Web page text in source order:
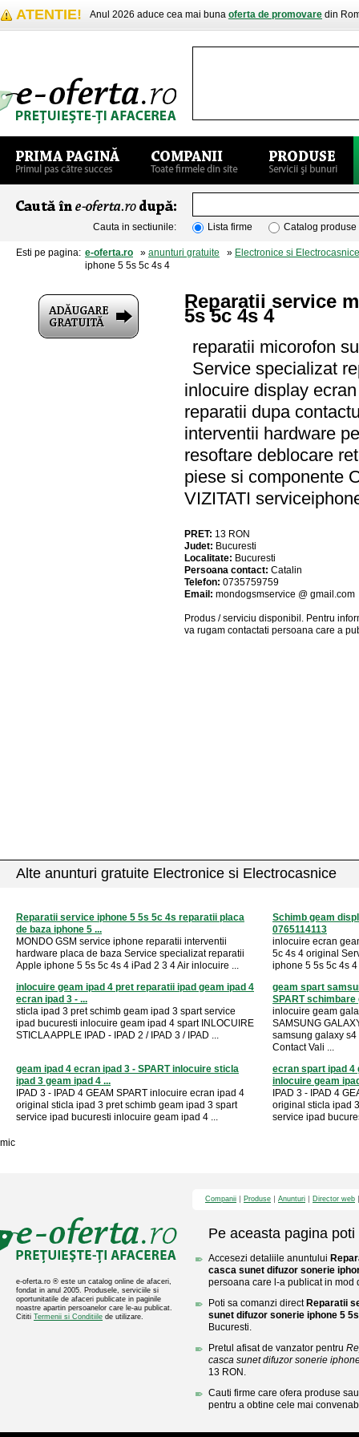
ATENTIE! Anul 2026 aduce cea mai buna oferta de promovare din
Cauta in sectiunile: Lista firme Catalog produse
Esti pe pagina: e-oferta.ro » anunturi gratuite » Electronice si Electrocasnice
iphone 5 5s 5c 4s 4
Reparatii service
5s 5c 4s 4
reparatii micorofon
Service specializat
inlocuire display
reparatii dupa
interventii hardware
resoftare deblocare
piese si componente
VIZITATI
PRET: 13 RON
Judet: Bucuresti
Localitate: Bucuresti
Persoana contact: Catalin
Telefon: 0735759759
Email: mondogsmservice @ gmail.com
Produs / serviciu disponibil . Pentru
va rugam contactati persoana care a
Alte anunturi gratuite Electronice si Electrocasnice
Reparatii service iphone 5 5s 5c 4s reparatii placa
de baza iphone 5 ...
MONDO GSM service iphone reparatii interventii
hardware placa de baza Service specializat reparatii
Apple iphone 5 5s 5c 4s 4 iPad 2 3 4 Air inlocuire ...
Schimb geam
0765114113
inlocuire ecran
5c 4s 4 original
iphone 5 5s 5c 4s
inlocuire geam ipad 4 pret reparatii ipad geam ipad 4
ecran ipad 3 - ...
sticla ipad 3 pret schimb geam ipad 3 spart service
ipad bucuresti inlocuire geam ipad 4 spart INLOCUIRE
STICLA APPLE IPAD - IPAD 2 / IPAD 3 / IPAD ...
geam spart
SPART schimbare
inlocuire geam
SAMSUNG
samsung galaxy
Contact Vali ...
geam ipad 4 ecran ipad 3 - SPART inlocuire sticla
ipad 3 geam ipad 4 ...
IPAD 3 - IPAD 4 GEAM SPART inlocuire ecran ipad 4
original sticla ipad 3 pret schimb geam ipad 3 spart
service ipad bucuresti inlocuire geam ipad 4 ...
ecran spart ipad 4
inlocuire geam
IPAD 3 - IPAD 4
original sticla ipad
service ipad
mic
e-oferta.ro ® este un catalog online de afaceri,
fondat in anul 2005. Produsele, serviciile si
oportunitatile de afaceri publicate in paginile
noastre apartin persoanelor care le-au publicat.
Cititi Termenii si Conditiile de utilizare.
Companii Produse Anunturi Director web
Pe aceasta pagina poti
Accesezi detaliile anuntului
casca sunet difuzor sonerie
persoana care l-a publicat in mod
Poti sa comanzi direct Reparatii
sunet difuzor sonerie iphone 5
Bucuresti.
Pretul afisat de vanzator pentru
casca sunet difuzor sonerie
13 RON.
Cauti firme care ofera produse
pentru a obtine cele mai